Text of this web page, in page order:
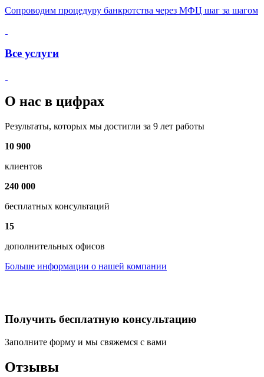
Сопроводим процедуру банкротства через МФЦ шаг за шагом
Все услуги
О нас в цифрах
Результаты, которых мы достигли за 9 лет работы
10 900
клиентов
240 000
бесплатных консультаций
15
дополнительных офисов
Больше информации о нашей компании
Получить бесплатную консультацию
Заполните форму и мы свяжемся с вами
Отзывы